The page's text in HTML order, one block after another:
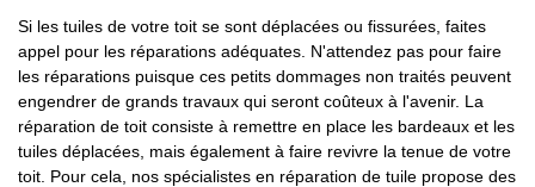
Si les tuiles de votre toit se sont déplacées ou fissurées, faites
appel pour les réparations adéquates. N'attendez pas pour faire
les réparations puisque ces petits dommages non traités peuvent
engendrer de grands travaux qui seront coûteux à l'avenir. La
réparation de toit consiste à remettre en place les bardeaux et les
tuiles déplacées, mais également à faire revivre la tenue de votre
toit. Pour cela, nos spécialistes en réparation de tuile propose des